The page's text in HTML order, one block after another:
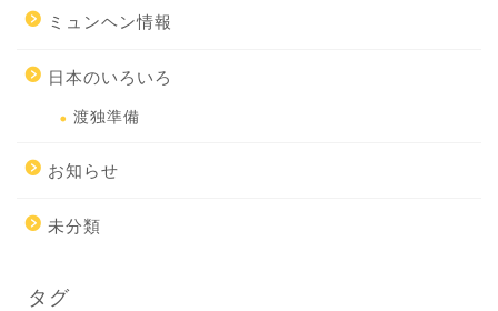
ミュンヘン情報
日本のいろいろ
渡独準備
お知らせ
未分類
タグ